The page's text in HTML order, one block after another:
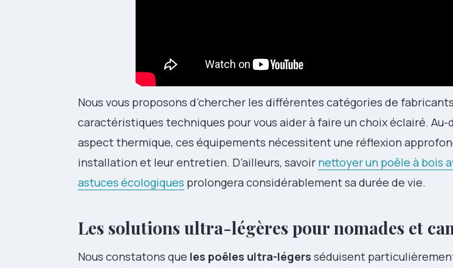
Nous vous proposons d’chercher les différentes catégories de
caractéristiques techniques pour vous aider à faire un choix éclairé. Au-
aspect thermique, ces équipements nécessitent une réflexion
installation et leur entretien. D’ailleurs, savoir nettoyer un poêle à bois
astuces écologiques prolongera considérablement sa durée de vie.
Les solutions ultra-légères pour nomades et
Nous constatons que les poêles ultra-légers séduisent